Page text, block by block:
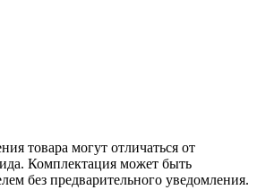
товара могут отличаться от
Комплектация может быть
без предварительного уведомления.